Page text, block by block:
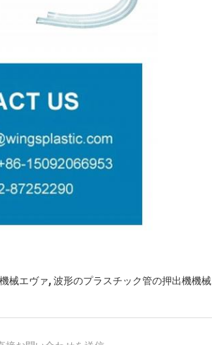
械エヴァ, 波形のプラスチック管の押出機機械